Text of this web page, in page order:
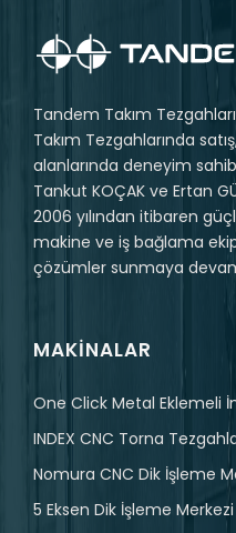
Tandem Takım
Takım Tezgahlarında
alanlarında deneyim
Tankut KOÇAK ve Ertan
2006 yılından itibaren
makine ve iş bağlama
çözümler sunmaya
MAKINALAR
One Click Metal Eklemeli
INDEX CNC Torna
Nomura CNC Dik İşleme
5 Eksen Dik İşleme Merkezi